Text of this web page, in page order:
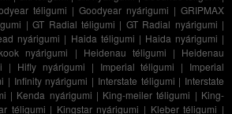
téligumi | Goodyear nyárigumi | GRIPMAX
|GT Radial téligumi | GT Radial nyárigumi |
nyárigumi | Haida téligumi | Haida nyárigumi |
nyárigumi | Heidenau téligumi | Heidenau
| Hifly nyárigumi | Imperial téligumi | Imperial
| Infinity nyárigumi | Interstate téligumi | Interstate
| Kenda nyárigumi | King-meiler téligumi | King-
téligumi | Kingstar nyárigumi | Kleber téligumi |